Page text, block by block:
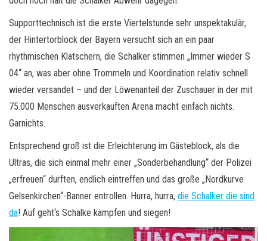
Supporttechnisch ist die erste Viertelstunde sehr unspektakulär,
der Hintertorblock der Bayern versucht sich an ein paar
rhythmischen Klatschern, die Schalker stimmen „Immer wieder S
04“ an, was aber ohne Trommeln und Koordination relativ schnell
wieder versandet – und der Löwenanteil der Zuschauer in der mit
75.000 Menschen ausverkauften Arena macht einfach nichts.
Garnichts.
Entsprechend groß ist die Erleichterung im Gästeblock, als die
Ultras, die sich einmal mehr einer „Sonderbehandlung“ der Polizei
„erfreuen“ durften, endlich eintreffen und das große „Nordkurve
Gelsenkirchen“-Banner entrollen. Hurra, hurra, die Schalker die sind
da! Auf geht‘s Schalke kämpfen und siegen!